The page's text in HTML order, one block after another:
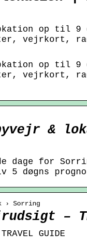
op til 9
vejrkort,
op til 9
vejrkort,
&
dage for
5 døgns
› Sorring
–
GUIDE